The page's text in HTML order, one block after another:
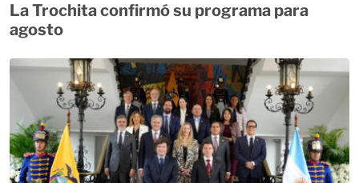
La Trochita confirmó su programa para
agosto